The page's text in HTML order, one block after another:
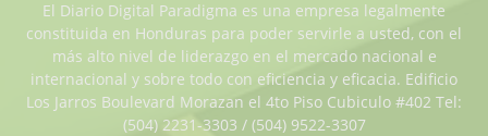
El Diario Digital Paradigma es una empresa legalmente
constituida en Honduras para poder servirle a usted, con el
más alto nivel de liderazgo en el mercado nacional e
internacional y sobre todo con eficiencia y eficacia. Edificio
Los Jarros Boulevard Morazan el 4to Piso Cubiculo #402 Tel:
(504) 2231-3303 / (504) 9522-3307